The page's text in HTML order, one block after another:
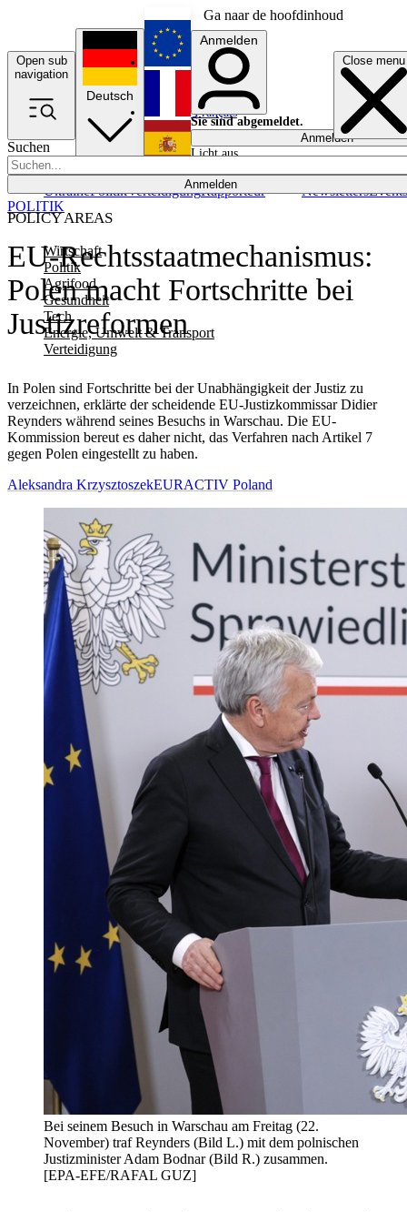
Ga naar de hoofdinhoud
Open sub
navigation
Close menu
Suchen
Anmelden
POLICY AREAS
Wirtschaft
Politik
Agrifood
Gesundheit
Tech
Energie, Umwelt & Transport
Verteidigung
UkrainePolitikVerteidigungRapporteur NewslettersEvents
Deutsch
English
Français
Anmelden
Sie sind abgemeldet.
Anmelden
Licht aus
EU-Rechtsstaatmechanismus:
Polen macht Fortschritte bei
Justizreformen
In Polen sind Fortschritte bei der Unabhängigkeit der Justiz zu
verzeichnen, erklärte der scheidende EU-Justizkommissar Didier
Reynders während seines Besuchs in Warschau. Die EU-
Kommission bereut es daher nicht, das Verfahren nach Artikel 7
gegen Polen eingestellt zu haben.
POLITIK
Aleksandra KrzysztoszekEURACTIV Poland
Bei seinem Besuch in Warschau am Freitag (22.
November) traf Reynders (Bild L.) mit dem polnischen
Justizminister Adam Bodnar (Bild R.) zusammen.
[EPA-EFE/RAFAL GUZ]